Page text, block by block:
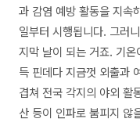
과 감염 예방 활동을 지속
일부터 시행됩니다. 그러
지막 날이 되는 거죠. 기
득 핀데다 지금껏 외출과
겹쳐 전국 각지의 야외 활
산 등이 인파로 붐피지 않